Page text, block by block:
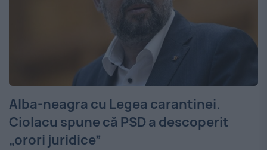
Alba-neagra cu Legea carantinei.
Ciolacu spune că PSD a descoperit
„orori juridice”